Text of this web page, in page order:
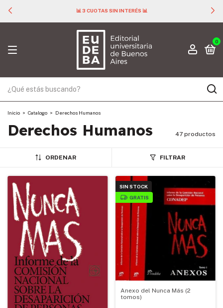
📊 3 CUOTAS SIN INTERÉS 📊
0
Inicio > Catalogo > Derechos Humanos
Derechos Humanos 47 productos
ORDENAR FILTRAR
SIN STOCK
GRATIS
Anexo del Nunca Más (2
tomos)